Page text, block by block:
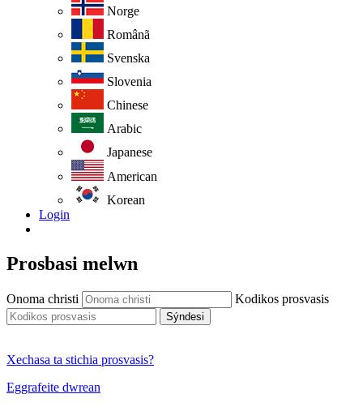
Norge
Românã
Svenska
Slovenia
Chinese
Arabic
Japanese
American
Korean
Login
Prosbasi melwn
Onoma christi Kodikos prosvasis
Sýndesi
Xechasa ta stichia prosvasis?
Eggrafeite dwrean